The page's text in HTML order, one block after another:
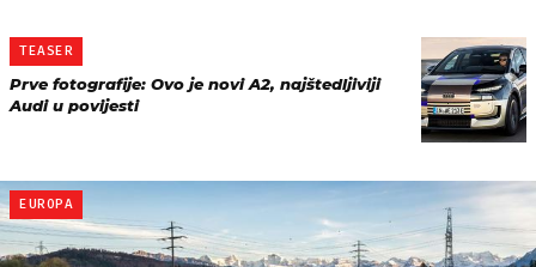
TEASER
Prve fotografije: Ovo je novi A2, najštedljiviji
Audi u povijesti
EUROPA